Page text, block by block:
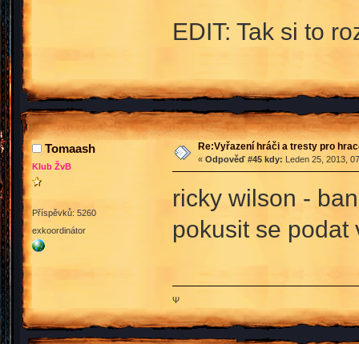
EDIT: Tak si to
Tomaash
Klub ŽvB
Příspěvků: 5260
exkoordinátor
Re:Vyřazení hráči a tresty pro
« Odpověď #45 kdy: Leden 25, 2013,
ricky wilson -
pokusit se podat
Ψ